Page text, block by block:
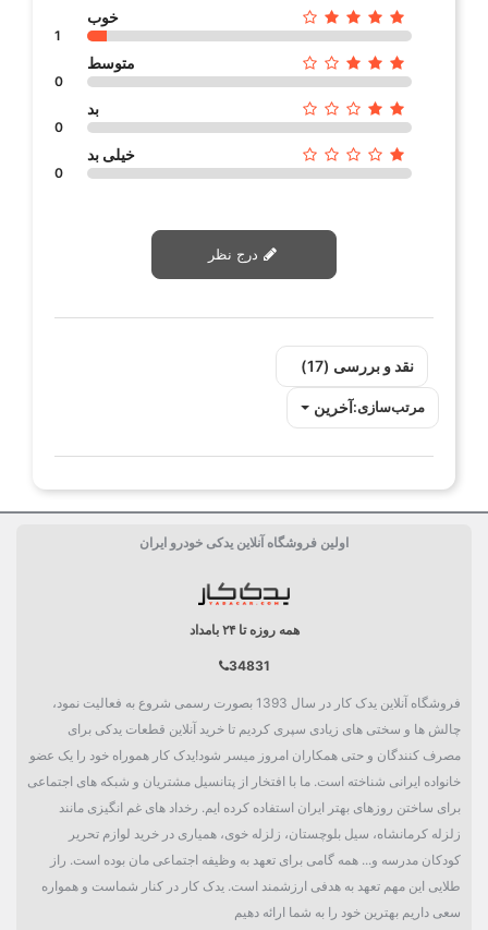
خوب
1
متوسط
0
بد
0
خیلی بد
0
نقد و بررسی‌‌ (17)
مرتب‌سازی:آخرین
اولین فروشگاه آنلاین یدکی خودرو ایران
همه روزه تا ۲۴ بامداد
34831
فروشگاه آنلاین یدک کار در سال 1393 بصورت رسمی شروع به فعالیت نمود،
چالش ها و سختی های زیادی سپری کردیم تا خرید آنلاین قطعات یدکی برای
مصرف کنندگان و حتی همکاران امروز میسر شود!یدک کار هموراه خود را یک عضو
خانواده ایرانی شناخته است. ما با افتخار از پتانسیل مشتریان و شبکه های اجتماعی
برای ساختن روزهای بهتر ایران استفاده کرده ایم. رخداد های غم انگیزی مانند
زلزله کرمانشاه، سیل بلوچستان، زلزله خوی، همیاری در خرید لوازم تحریر
کودکان مدرسه و... همه گامی برای تعهد به وظیفه اجتماعی مان بوده است. راز
طلایی این مهم تعهد به هدفی ارزشمند است. یدک کار در کنار شماست و همواره
سعی داریم بهترین خود را به شما ارائه دهیم